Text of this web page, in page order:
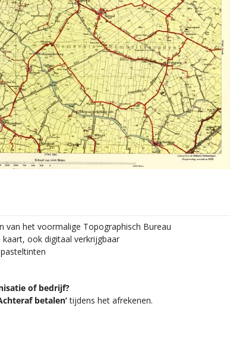
van het voormalige Topographisch Bureau
ook digitaal verkrijgbaar
of bedrijf?
betalen’tijdens het afrekenen.